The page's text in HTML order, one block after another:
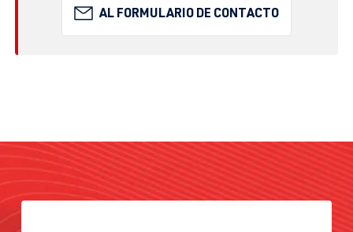
AL FORMULARIO DE CONTACTO